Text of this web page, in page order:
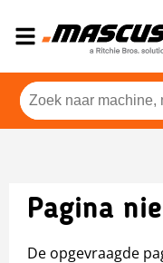
Pagina
De opgevraagde